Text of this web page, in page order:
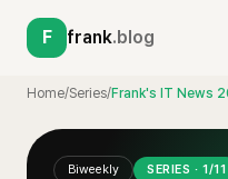
F frank.blog
Home/Series/Frank's IT News
Biweekly SERIES · 1/11